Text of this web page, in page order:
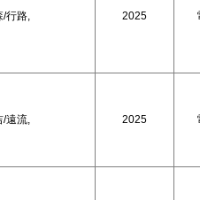
/行路, 2025
/遠流, 2025